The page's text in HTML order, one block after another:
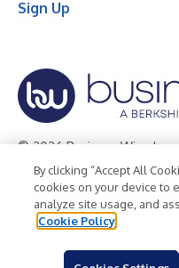
Sign Up
© 2026 Business Wire, Inc.
Privacy Policy Cookie
Terms of Use
Legal
By clicking “Accept All
cookies on your device to
analyze site usage, and
Cookie Policy